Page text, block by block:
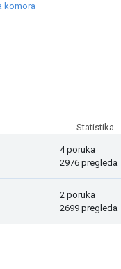
komora
Statistika
4 poruka
2976 pregleda
2 poruka
2699 pregleda